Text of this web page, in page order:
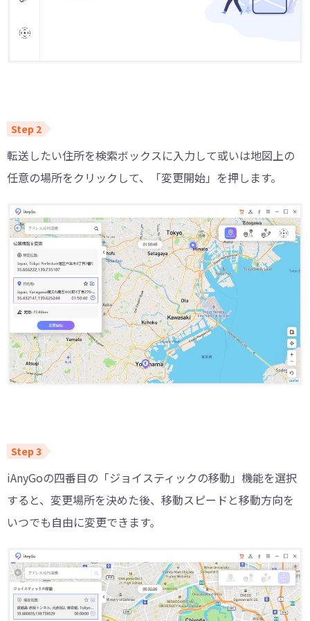
転送したい住所を検索ボックスに入力して或いは地図上の
任意の場所をクリックして、「変更開始」を押します。
iAnyGoの四番目の「ジョイスティックの移動」機能を選択
すると、変更場所を決めた後、移動スピードと移動方向を
いつでも自由に変更できます。